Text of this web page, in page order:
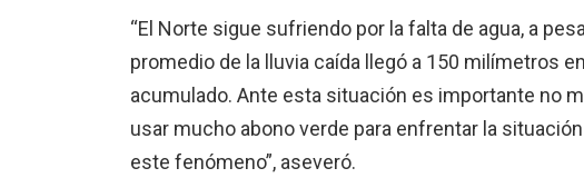
“El Norte sigue sufriendo por la falta de agua, a
promedio de la lluvia caída llegó a 150 milímetros
acumulado. Ante esta situación es importante no
usar mucho abono verde para enfrentar la
este fenómeno”, aseveró.